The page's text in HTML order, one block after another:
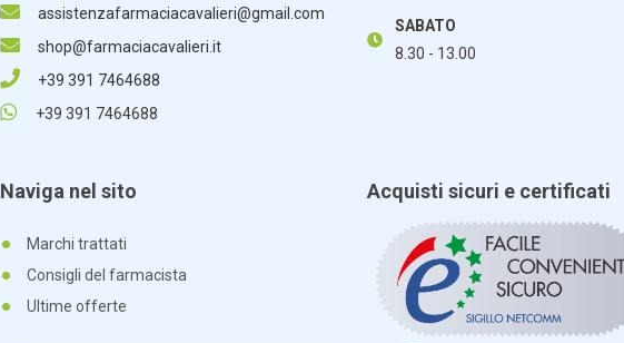
assistenzafarmaciacavalieri@gmail.com
shop@farmaciacavalieri.it
+39 391 7464688
+39 391 7464688
SABATO
8.30 - 13.00
Naviga nel sito
Marchi trattati
Consigli del farmacista
Ultime offerte
Acquisti sicuri e certificati